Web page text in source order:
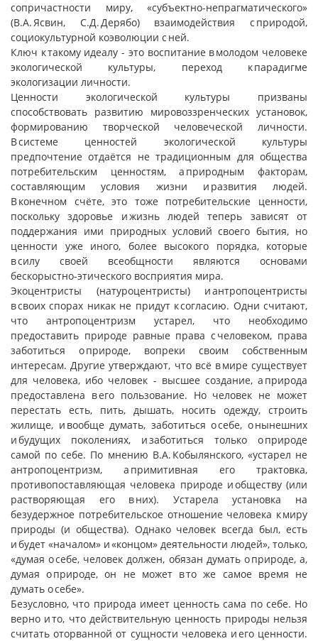
сопричастности миру, «субъектно-непрагматического»
(В.А. Ясвин, С.Д. Дерябо) взаимодействия с природой,
социокультурной коэволюции с ней.
Ключ к такому идеалу - это воспитание в молодом человеке
экологической культуры, переход к парадигме
экологизации личности.
Ценности экологической культуры призваны
способствовать развитию мировоззренческих установок,
формированию творческой человеческой личности.
В системе ценностей экологической культуры
предпочтение отдаётся не традиционным для общества
потребительским ценностям, а природным факторам,
составляющим условия жизни и развития людей.
В конечном счёте, это тоже потребительские ценности,
поскольку здоровье и жизнь людей теперь зависят от
поддержания ими природных условий своего бытия, но
ценности уже иного, более высокого порядка, которые
в силу своей всеобщности являются основами
бескорыстно-этического восприятия мира.
Экоцентристы (натуроцентристы) и антропоцентристы
в своих спорах никак не придут к согласию. Одни считают,
что антропоцентризм устарел, что необходимо
предоставить природе равные права с человеком, права
заботиться о природе, вопреки своим собственным
интересам. Другие утверждают, что всё в мире существует
для человека, ибо человек - высшее создание, а природа
предоставлена в его пользование. Но человек не может
перестать есть, пить, дышать, носить одежду, строить
жилище, и вообще думать, заботиться о себе, о нынешних
и будущих поколениях, и заботиться только о природе
самой по себе. По мнению В.А. Кобылянского, «устарел не
антропоцентризм, а примитивная его трактовка,
противопоставляющая человека природе и обществу (или
растворяющая его в них). Устарела установка на
безудержное потребительское отношение человека к миру
природы (и общества). Однако человек всегда был, есть
и будет «началом» и «концом» деятельности людей», только,
«думая о себе, человек должен, обязан думать о природе, а,
думая о природе, он не может в то же самое время не
думать о себе».
Безусловно, что природа имеет ценность сама по себе. Но
верно и то, что действительную ценность природы нельзя
считать оторванной от сущности человека и его ценности.